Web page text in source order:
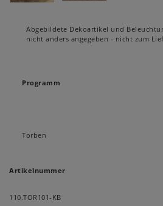
Abgebildete Dekoartikel und
nicht anders angegeben - nicht zum
Programm
Torben
Artikelnummer
110.TOR101-KB